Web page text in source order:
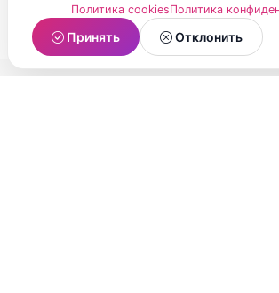
Политика cookiesПолитика
Принять Отклонить